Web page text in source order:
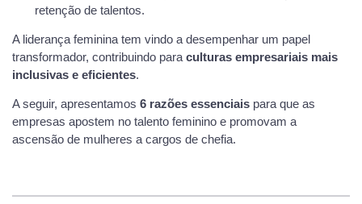
retenção de talentos.
A liderança feminina tem vindo a desempenhar um papel
transformador, contribuindo para culturas empresariais mais
inclusivas e eficientes.
A seguir, apresentamos 6 razões essenciais para que as
empresas apostem no talento feminino e promovam a
ascensão de mulheres a cargos de chefia.